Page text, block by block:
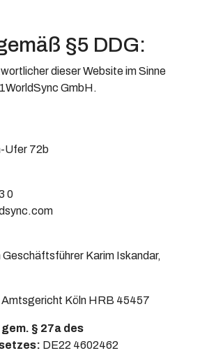
§5 DDG:
dieser Website im Sinne
GmbH.
Ufer 72b
0
Karim Iskandar,
Amtsgericht Köln HRB 45457
§ 27a des
DE22 4602462